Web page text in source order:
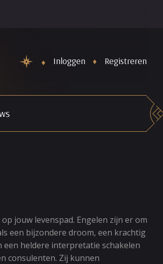
Inloggen Registreren
jouw levenspad. Engelen zijn er om
een bijzondere droom, een krachtig
heldere interpretatie schakelen
consulenten. Zij kunnen